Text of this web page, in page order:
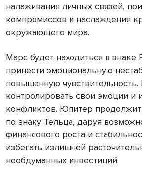
налаживания личных связей,
компромиссов и наслаждения
окружающего мира.
Марс будет находиться в знаке
принести эмоциональную
повышенную чувствительность.
контролировать свои эмоции и
конфликтов. Юпитер
по знаку Тельца, даруя
финансового роста и
избегать излишней
необдуманных инвестиций.